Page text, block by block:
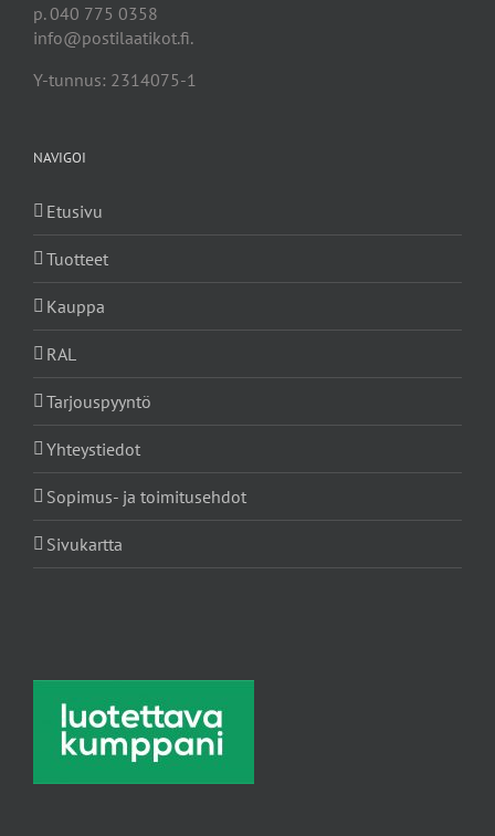
p. 040 775 0358
info@postilaatikot.fi.
Y-tunnus: 2314075-1
NAVIGOI
Etusivu
Tuotteet
Kauppa
RAL
Tarjouspyyntö
Yhteystiedot
Sopimus- ja toimitusehdot
Sivukartta